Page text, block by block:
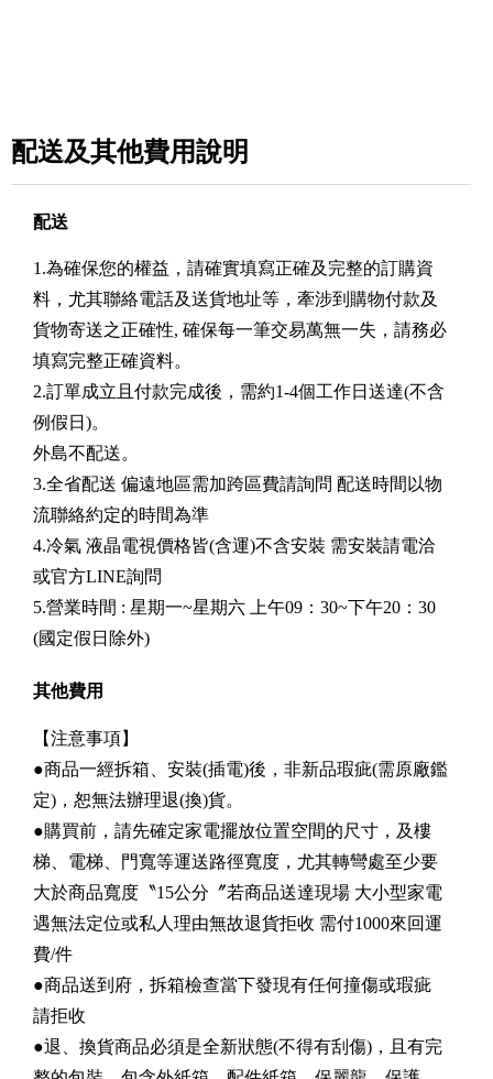
配送及其他費用說明
配送
1.為確保您的權益，請確實填寫正確及完整的訂購資
料，尤其聯絡電話及送貨地址等，牽涉到購物付款及
貨物寄送之正確性, 確保每一筆交易萬無一失，請務必
填寫完整正確資料。
2.訂單成立且付款完成後，需約1-4個工作日送達(不含
例假日)。
外島不配送。
3.全省配送 偏遠地區需加跨區費請詢問 配送時間以物
流聯絡約定的時間為準
4.冷氣 液晶電視價格皆(含運)不含安裝 需安裝請電洽
或官方LINE詢問
5.營業時間 : 星期一~星期六 上午09：30~下午20：30
(國定假日除外)
其他費用
【注意事項】
●商品一經拆箱、安裝(插電)後，非新品瑕疵(需原廠鑑
定)，恕無法辦理退(換)貨。
●購買前，請先確定家電擺放位置空間的尺寸，及樓
梯、電梯、門寬等運送路徑寬度，尤其轉彎處至少要
大於商品寬度〝15公分〞若商品送達現場 大小型家電
遇無法定位或私人理由無故退貨拒收 需付1000來回運
費/件
●商品送到府，拆箱檢查當下發現有任何撞傷或瑕疵
請拒收
●退、換貨商品必須是全新狀態(不得有刮傷)，且有完